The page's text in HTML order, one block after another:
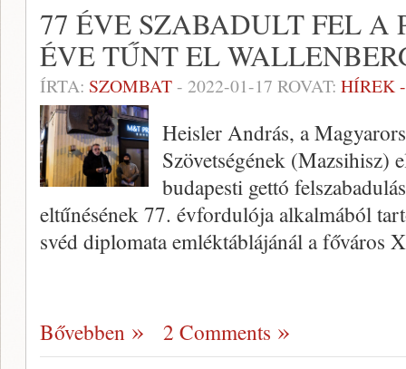
77 ÉVE SZABADULT FEL A
ÉVE TŰNT EL
ÍRTA: SZOMBAT- 2022-01-17 ROVAT: HÍREK
Heisler András, a
Szövetségének (Mazsihisz)
budapesti gettó
eltűnésének 77. évfordulója alkalmából
svéd diplomata emléktáblájánál a főváros
Bővebben 2 Comments